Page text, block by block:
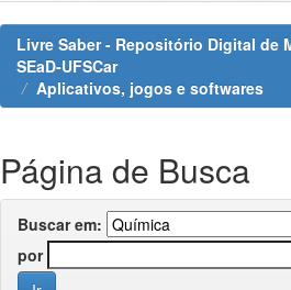
Livre Saber - Repositório Digital de
SEaD-UFSCar
Aplicativos, jogos e softwares
Página de Busca
Buscar em:
por